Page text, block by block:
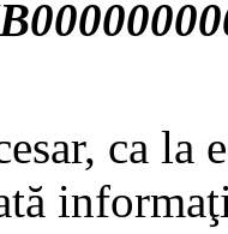
ca la